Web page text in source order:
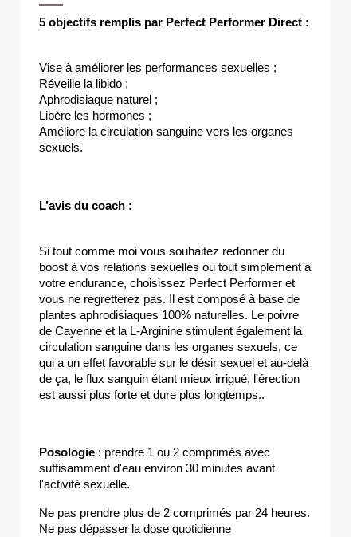
5 objectifs remplis par Perfect Performer Direct :
Vise à améliorer les performances sexuelles ;
Réveille la libido ;
Aphrodisiaque naturel ;
Libère les hormones ;
Améliore la circulation sanguine vers les organes
sexuels.
L’avis du coach :
Si tout comme moi vous souhaitez redonner du
boost à vos relations sexuelles ou tout simplement à
votre endurance, choisissez Perfect Performer et
vous ne regretterez pas. Il est composé à base de
plantes aphrodisiaques 100% naturelles. Le poivre
de Cayenne et la L-Arginine stimulent également la
circulation sanguine dans les organes sexuels, ce
qui a un effet favorable sur le désir sexuel et au-delà
de ça, le flux sanguin étant mieux irrigué, l'érection
est aussi plus forte et dure plus longtemps..
Posologie : prendre 1 ou 2 comprimés avec
suffisamment d'eau environ 30 minutes avant
l'activité sexuelle.
Ne pas prendre plus de 2 comprimés par 24 heures.
Ne pas dépasser la dose quotidienne